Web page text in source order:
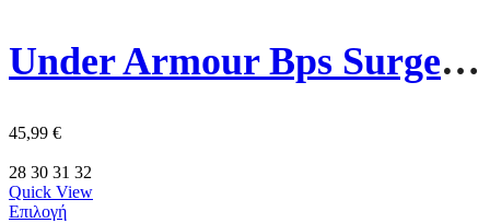
Under Armour Bps Surge 4 Ac Παιδικα Παπούτσια 3027104-026 Γκρι
45,99 €
28 30 31 32
Quick View
Επιλογή